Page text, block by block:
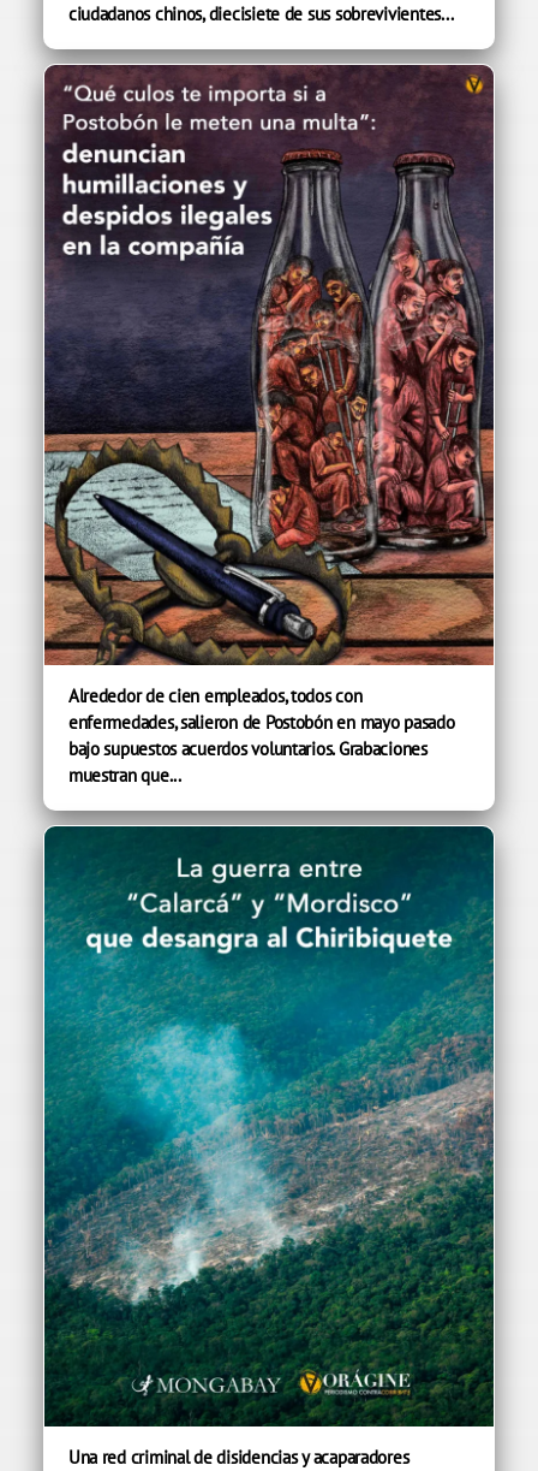
ciudadanos chinos, diecisiete de sus sobrevivientes...
Alrededor de cien empleados, todos con
enfermedades, salieron de Postobón en mayo pasado
bajo supuestos acuerdos voluntarios. Grabaciones
muestran que...
Una red criminal de disidencias y acaparadores